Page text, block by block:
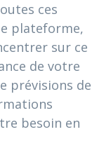
ces
plateforme,
sur ce
de votre
prévisions de
besoin en